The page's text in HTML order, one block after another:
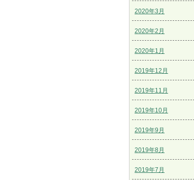
2020年3月
2020年2月
2020年1月
2019年12月
2019年11月
2019年10月
2019年9月
2019年8月
2019年7月